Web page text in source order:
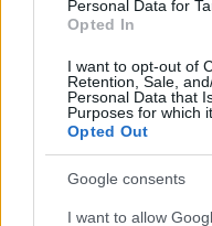
Personal Data for
Opted In
I want to opt-out of
Retention, Sale,
Personal Data that
Purposes for which
Opted Out
Google consents
I want to allow
uinteressant for han.
Simen Hegstad Krüger
Foto: